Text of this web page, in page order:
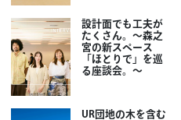
設計面でも工夫が
たくさん。～森之
宮の新スペース
「ほとりで」を巡
る座談会。～
UR団地の木を含む